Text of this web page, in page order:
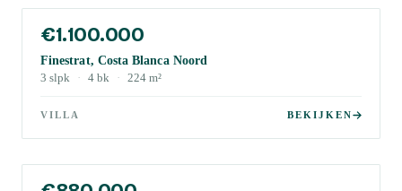
€1.100.000
Finestrat, Costa Blanca Noord
3 slpk · 4 bk · 224 m²
VILLA BEKIJKEN